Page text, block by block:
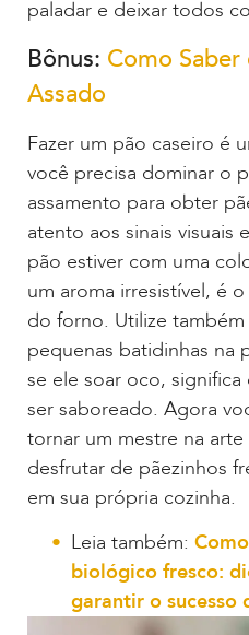
paladar e deixar todos
Bônus: Como Saber
Assado
Fazer um pão caseiro é
você precisa dominar o
assamento para obter
atento aos sinais visuais
pão estiver com uma
um aroma irresistível, é
do forno. Utilize
pequenas batidinhas na
se ele soar oco,
ser saboreado. Agora
tornar um mestre na
desfrutar de pãezinhos
em sua própria cozinha.
Leia também:
biológico fresco:
garantir o sucesso